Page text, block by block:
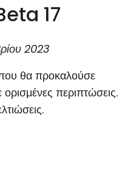
17
2023
θα προκαλούσε
περιπτώσεις.